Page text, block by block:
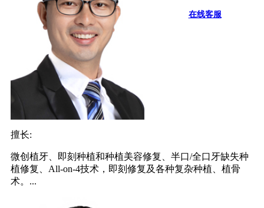
在线客服
擅长:
微创植牙、即刻种植和种植美容修复、半口/全口牙缺失种
植修复、All-on-4技术，即刻修复及各种复杂种植、植骨
术。...